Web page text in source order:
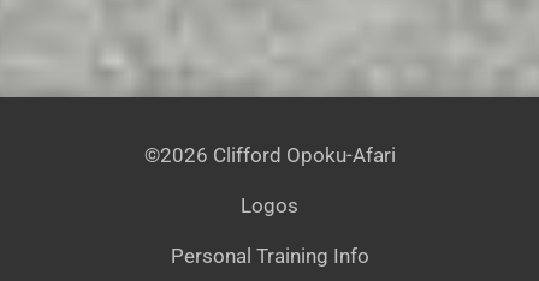
©2026 Clifford Opoku-Afari
Logos
Personal Training Info